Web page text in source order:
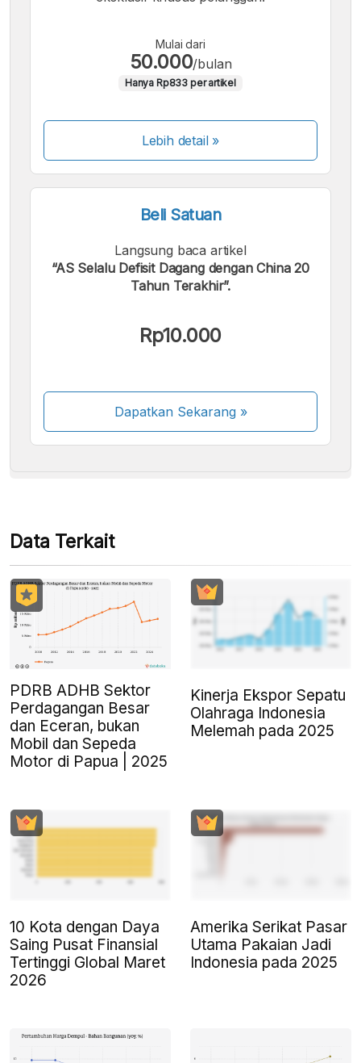
Mulai dari
50.000/bulan
Hanya Rp833 per artikel
Lebih detail »
Beli Satuan
Langsung baca artikel
“AS Selalu Defisit Dagang dengan China 20
Tahun Terakhir”.
Rp10.000
Dapatkan Sekarang»
Beberapa metode pembayaran masih dalam
Data Terkait
PDRB ADHB Sektor
Perdagangan Besar
dan Eceran, bukan
Mobil dan Sepeda
Motor di Papua | 2025
Kinerja Ekspor Sepatu
Olahraga Indonesia
Melemah pada 2025
10 Kota dengan Daya
Saing Pusat Finansial
Tertinggi Global Maret
2026
Amerika Serikat Pasar
Utama Pakaian Jadi
Indonesia pada 2025